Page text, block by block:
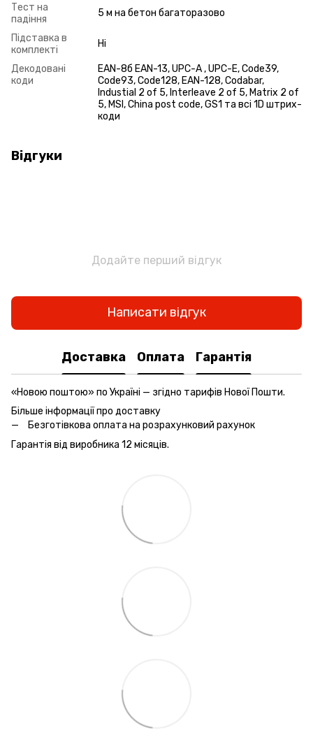
Тест на
падіння
5 м на бетон багаторазово
Підставка в
комплекті
Ні
Декодовані
коди
EAN-8б EAN-13, UPC-A , UPC-E, Code39,
Code93, Code128, EAN-128, Codabar,
Industial 2 of 5, Interleave 2 of 5, Matrix 2 of
5, MSI, China post code, GS1 та всі 1D штрих-
коди
Відгуки
Додайте перший відгук
Написати відгук
Доставка Оплата Гарантія
«Новою поштою» по Україні — згідно тарифів Нової Пошти.
Більше інформації про доставку
Безготівкова оплата на розрахунковий рахунок
Гарантія від виробника 12 місяців.